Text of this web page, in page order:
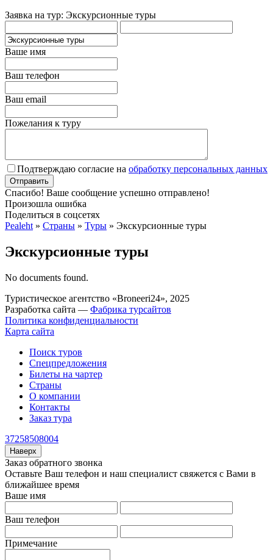
Заявка на тур: Экскурсионные туры
Ваше имя
Ваш телефон
Ваш email
Пожелания к туру
Подтверждаю согласие на обработку персональных данных
Спасибо! Ваше сообщение успешно отправлено!
Произошла ошибка
Поделиться в соцсетях
Pealeht » Страны » Туры » Экскурсионные туры
Экскурсионные туры
No documents found.
Туристическое агентство «Broneeri24», 2025
Разработка сайта — Фабрика турсайтов
Политика конфиденциальности
Карта сайта
Поиск туров
Спецпредложения
Билеты на чартер
Страны
О компании
Контакты
Заказ тура
37258508004
Наверх
Заказ обратного звонка
Оставьте Ваш телефон и наш специалист свяжется с Вами в
ближайшее время
Ваше имя
Ваш телефон
Примечание